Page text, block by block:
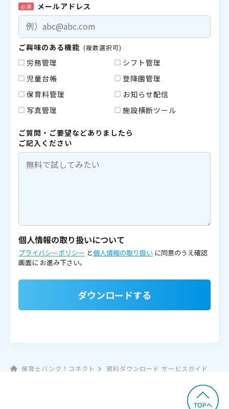
必須 メールアドレス
ご興味のある機能 (複数選択可)
労務管理
シフト管理
児童台帳
登降園管理
保育料管理
お知らせ配信
写真管理
施設横断ツール
ご質問・ご要望などありましたら
ご記入ください
個人情報の取り扱いについて
プライバシーポリシー と個人情報の取り扱い に同意のうえ確認
画面に お進み下さい。
ダウンロードする
保育士バンク！コネクト 資料ダウンロード サービスガイド